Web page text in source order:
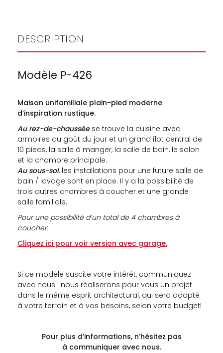
DESCRIPTION
Modèle P-426
Maison unifamiliale plain-pied moderne
d’inspiration rustique.
Au rez-de-chausséese trouve la cuisine avec
armoires au goût du jour et un grand îlot central de
10 pieds, la salle à manger, la salle de bain, le salon
et la chambre principale.
Au sous-sol, les installations pour une future salle de
bain / lavage sont en place. Il y a la possibilité de
trois autres chambres à coucher et une grande
salle familiale.
Pour une possibilité d’un total de 4 chambres à
coucher.
Cliquez ici pour voir version avec garage.
Si ce modèle suscite votre intérêt, communiquez
avec nous : nous réaliserons pour vous un projet
dans le même esprit architectural, qui sera adapté
à votre terrain et à vos besoins, selon votre budget!
Pour plus d’informations, n’hésitez pas
à communiquer avec nous.